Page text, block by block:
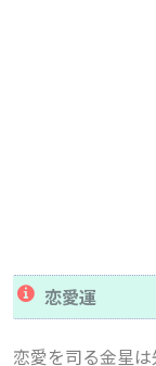
恋愛運
恋愛を司る金星